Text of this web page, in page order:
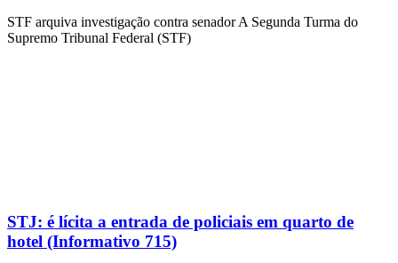
STF arquiva investigação contra senador A Segunda Turma do
Supremo Tribunal Federal (STF)
STJ: é lícita a entrada de policiais em quarto de
hotel (Informativo 715)